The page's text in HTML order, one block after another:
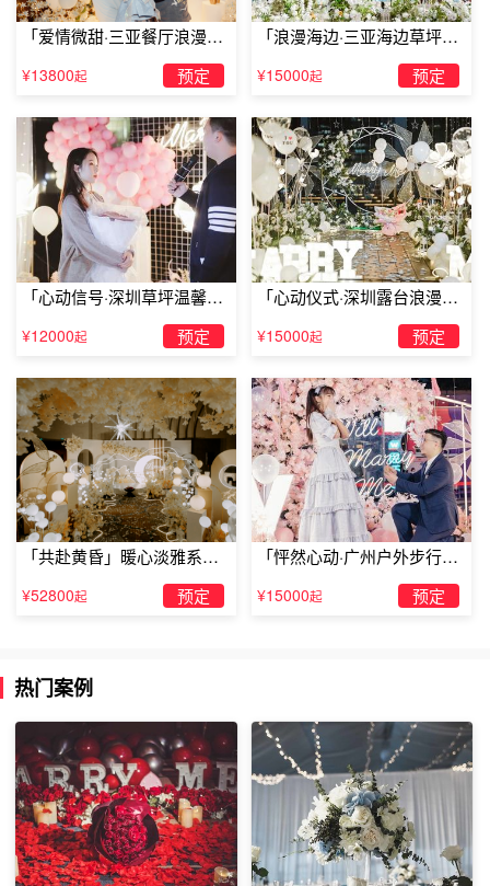
爱一个人就是明知不可却不断重复致命的错误，倾诉你的情
感与思念，倾诉你对他的珍惜与依恋，并且自欺欺人地相信
他没有一般男性的浅薄与无聊。
我们之间似有似无的距离，让我害怕;我们之间若隐若现的
朦胧;让我无措;我怕终有一天，我会累了，会学会放弃.
心灵的契合。我的爱人，一切尽在不言中!我要祝你情愿一
生追随只为梦能圆今生共相伴把我的心画在写给你的短信
中，希望明天能够看见你会心的容颜!
「爱情微甜·三亚餐厅浪漫求
婚」
¥13800起 预定
「浪漫海边·三亚海边草坪浪
漫求婚」
¥15000起 预定
「心动信号·深圳草坪温馨求
¥12000起 预定
「心动仪式·深圳露台浪漫求
¥15000起 预定
「共赴黄昏」暖心淡雅系求
婚仪式
¥52800起 预定
「怦然心动·广州户外步行街
求婚」
¥15000起 预定
热门案例